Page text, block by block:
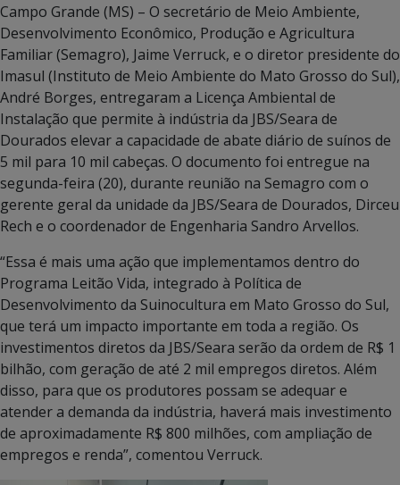
Campo Grande (MS) – O secretário de Meio Ambiente,
Desenvolvimento Econômico, Produção e Agricultura
Familiar (Semagro), Jaime Verruck, e o diretor presidente do
Imasul (Instituto de Meio Ambiente do Mato Grosso do Sul),
André Borges, entregaram a Licença Ambiental de
Instalação que permite à indústria da JBS/Seara de
Dourados elevar a capacidade de abate diário de suínos de
5 mil para 10 mil cabeças. O documento foi entregue na
segunda-feira (20), durante reunião na Semagro com o
gerente geral da unidade da JBS/Seara de Dourados, Dirceu
Rech e o coordenador de Engenharia Sandro Arvellos.
“Essa é mais uma ação que implementamos dentro do
Programa Leitão Vida, integrado à Política de
Desenvolvimento da Suinocultura em Mato Grosso do Sul,
que terá um impacto importante em toda a região. Os
investimentos diretos da JBS/Seara serão da ordem de R$ 1
bilhão, com geração de até 2 mil empregos diretos. Além
disso, para que os produtores possam se adequar e
atender a demanda da indústria, haverá mais investimento
de aproximadamente R$ 800 milhões, com ampliação de
empregos e renda”, comentou Verruck.